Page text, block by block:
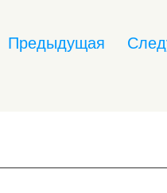
Предыдущая